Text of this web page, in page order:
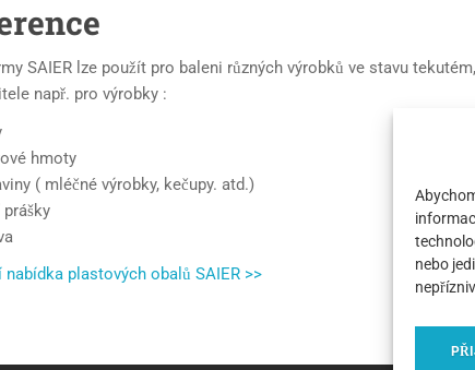
nebo
SAIER lze použít pro baleni různých výrobků ve stavu
např. pro výrobky :
hmoty
( mléčné výrobky, kečupy. atd.)
plastových obalů SAIER >>